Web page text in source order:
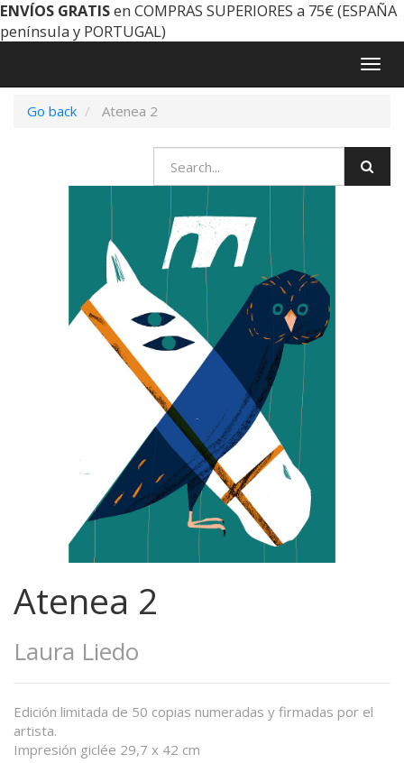
ENVÍOS GRATISen COMPRAS SUPERIORES a 75€ (ESPAÑA
península y PORTUGAL)
Go back
Atenea 2
Atenea 2
Laura Liedo
Edición limitada de 50 copias numeradas y firmadas por el
artista.
Impresión giclée 29,7 x 42 cm